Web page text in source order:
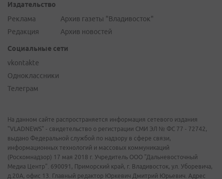
Издательство
Реклама
Редакция
Архив газеты "Владивосток"
Архив новостей
Социальные сети
vkontakte
Одноклассники
Телеграм
На данном сайте распространяется информация сетевого издания
"VLADNEWS" - свидетельство о регистрации СМИ ЭЛ № ФС 77 - 72742,
выдано Федеральной службой по надзору в сфере связи,
информационных технологий и массовых коммуникаций
(Роскомнадзор) 17 мая 2018 г. Учредитель ООО "Дальневосточный
Медиа Центр". 690091, Приморский край, г. Владивосток, ул. Уборевича,
д.20А, офис 13. Главный редактор Юркевич Дмитрий Юрьевич. Адрес